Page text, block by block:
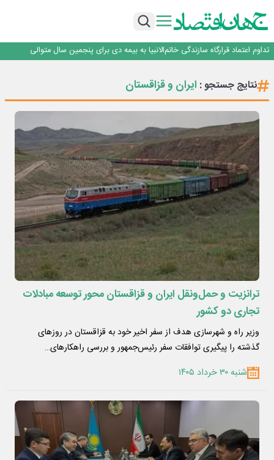
هم‌افزایی تامین سرمایه تمدن و رسانه‌ها برای توسعه بازار سرمایه
تداوم اعتماد قرارگاه سازندگی خاتم‌الانبیا به بیمه دی برای پنجمین سال متوالی
آموزش بر مبنای نیاز بازار کار؛ محور اصلی طرح مهارت‌آموزی سربازان
هم‌افزایی تامین سرمایه تمدن و رسانه‌ها برای توسعه بازار سرمایه
نتایج جستجو : ایران و قزاقستان
ترانزیت و حمل‌ونقل ایران و قزاقستان محور توسعه مبادلات
تجاری دو کشور
وزیر راه و شهرسازی هدف از سفر اخیر خود به قزاقستان در روزهای
گذشته را پیگیری توافقات سفر رئیس‌جمهور و بررسی راهکارهای…
شنبه ۳۰ خرداد ۱۴۰۵